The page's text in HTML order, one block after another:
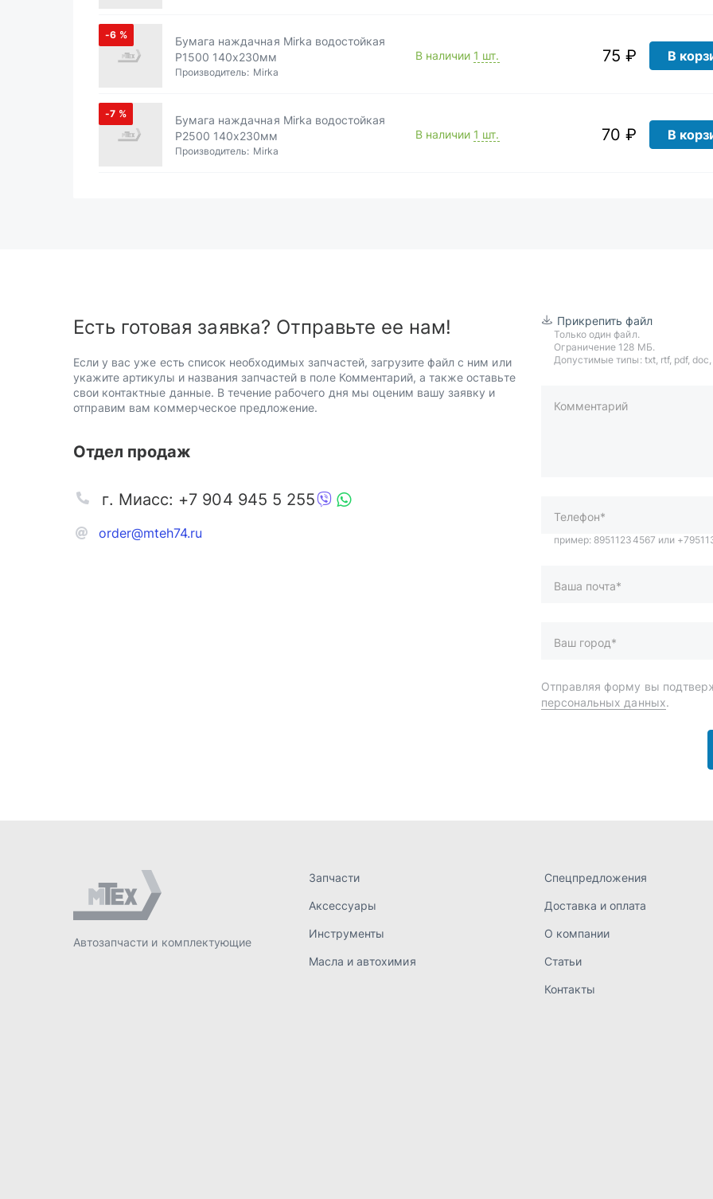
-6 %
Бумага наждачная Mirka водостойкая
Р1500 140х230мм
Производитель: Mirka
В наличии 1 шт. 75 ₽ В
-7 %
Бумага наждачная Mirka водостойкая
Р2500 140х230мм
Производитель: Mirka
В наличии 1 шт. 70 ₽ В
Есть готовая заявка? Отправьте ее нам!
Если у вас уже есть список необходимых запчастей, загрузите файл с ним или
укажите артикулы и названия запчастей в поле Комментарий, а также оставьте
свои контактные данные. В течение рабочего дня мы оценим вашу заявку и
отправим вам коммерческое предложение.
Отдел продаж
order@mteh74.ru
г. Миасс: +7 904 945 5 255
Прикрепить файл
Только один файл.
Ограничение 128 МБ.
Допустимые типы: txt, rtf, pdf,
Комментарий
пример: 89511234567 или
Доставка и оплата